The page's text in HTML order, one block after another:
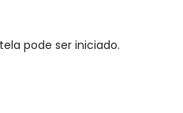
pode ser iniciado.